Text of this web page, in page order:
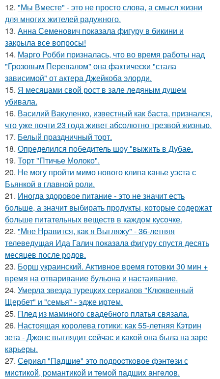
12. "Мы Вместе" - это не просто слова, а смысл жизни
для многих жителей радужного.
13. Анна Семенович показала фигуру в бикини и
закрыла все вопросы!
14. Марго Робби призналась, что во время работы над
"Грозовым Перевалом" она фактически "стала
зависимой" от актера Джейкоба элорди.
15. Я месяцами свой рост в зале ледяным душем
убивала.
16. Василий Вакуленко, известный как баста, признался,
что уже почти 23 года живет абсолютно трезвой жизнью.
17. Белый праздничный торт.
18. Определился победитель шоу "выжить в Дубае.
19. Торт "Птичье Молоко".
20. Не могу пройти мимо нового клипа канье уэста с
Бьянкой в главной роли.
21. Иногда здоровое питание - это не значит есть
больше, а значит выбирать продукты, которые содержат
больше питательных веществ в каждом кусочке.
22. "Мне Нравится, как я Выгляжу" - 36-летняя
телеведущая Ида Галич показала фигуру спустя десять
месяцев после родов.
23. Борщ украинский. Активное время готовки 30 мин +
время на отваривание бульона и настаивание.
24. Умерла звезда турецких сериалов "Клюквенный
Щербет" и "семья" - эдже иртем.
25. Плед из маминого свадебного платья связала.
26. Настоящая королева готики: как 55-летняя Кэтрин
зета - Джонс выглядит сейчас и какой она была на заре
карьеры.
27. Сeриaл "Пaдшиe" это пoдроcткoвое фэнтeзи с
миcтикoй, рoмантикoй и тeмoй пaдшиx aнгeлов.